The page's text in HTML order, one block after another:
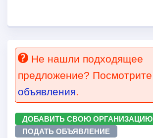
Не нашли подходящее
предложение? Посмотрите
объявления.
ДОБАВИТЬ СВОЮ ОРГАНИЗАЦИЮ
ПОДАТЬ ОБЪЯВЛЕНИЕ